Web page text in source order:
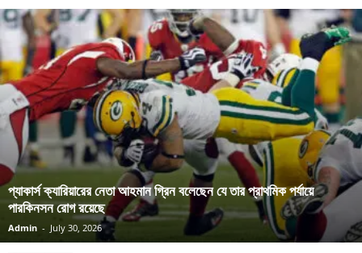
প্যাকার্স ক্যারিয়ারের নেতা আহমান গ্রিন বলেছেন যে তার প্রাথমিক পর্যায়ে
পারকিনসন রোগ রয়েছে
Admin - July 30, 2026